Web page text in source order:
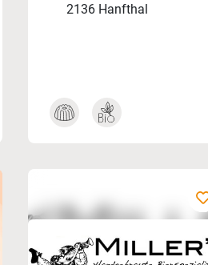
2136 Hanfthal